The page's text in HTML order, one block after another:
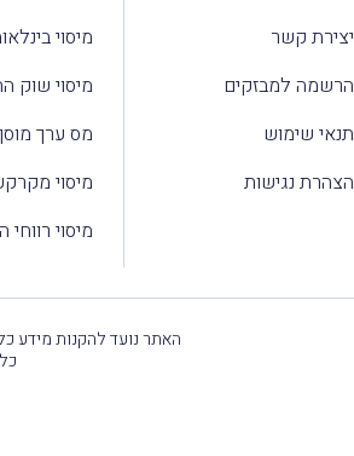
יצירת קשר
הרשמה למבזקים
תנאי שימוש
הצהרת נגישות
מיסוי
מיסוי שוק
מס ערך
מיסוי
מיסוי רווחי
האתר נועד להקנות מידע